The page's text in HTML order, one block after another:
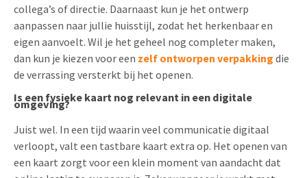
collega’s of directie. Daarnaast kun je het ontwerp
aanpassen naar jullie huisstijl, zodat het herkenbaar en
eigen aanvoelt. Wil je het geheel nog completer maken,
dan kun je kiezen voor een zelf ontworpen verpakking die
de verrassing versterkt bij het openen.
Is een fysieke kaart nog relevant in een digitale
omgeving?
Juist wel. In een tijd waarin veel communicatie digitaal
verloopt, valt een tastbare kaart extra op. Het openen van
een kaart zorgt voor een klein moment van aandacht dat